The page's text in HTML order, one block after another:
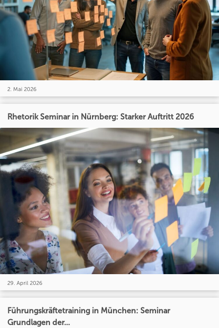
2. Mai 2026
Rhetorik Seminar in Nürnberg: Starker Auftritt 2026
29. April 2026
Führungskräftetraining in München: Seminar
Grundlagen der...